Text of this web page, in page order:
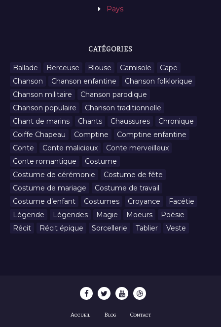
Pays
CATÉGORIES
Ballade Berceuse Blouse Camisole
Cape
Chanson
Chanson enfantine
Chanson folklorique
Chanson militaire
Chanson parodique
Chanson populaire
Chanson traditionnelle
Chant de marins
Chants Chaussures
Chronique
Coiffe Chapeau
Comptine
Comptine enfantine
Conte
Conte malicieux
Conte merveilleux
Conte romantique
Costume
Costume de cérémonie
Costume de fête
Costume de mariage
Costume de travail
Costume d’enfant
Costumes Croyance
Facétie
Légende
Légendes Magie Moeurs
Poésie
Récit
Récit épique Sorcellerie Tablier Veste
Accueil Blog Contact